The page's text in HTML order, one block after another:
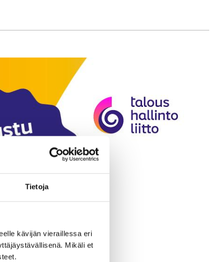
Tietoja
kävijän vieraillessa eri
Mikäli et